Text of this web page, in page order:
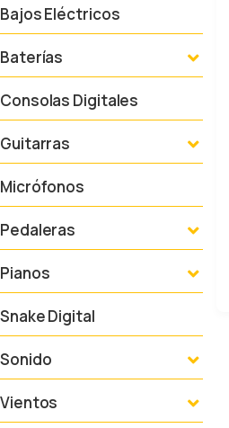
Bajos Eléctricos
Baterías
Consolas Digitales
Guitarras
Micrófonos
Pedaleras
Pianos
Snake Digital
Sonido
Vientos